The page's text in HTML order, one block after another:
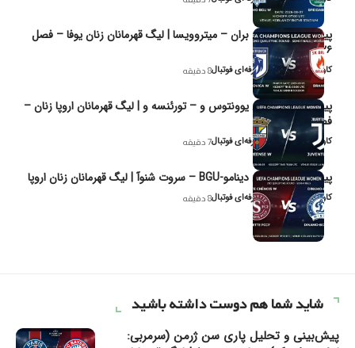
پیش‌بینی و تحلیل بران – میتروویسا | لیگ قهرمانان زنان یوفا – فصل
۲۰۲۶
کاوه نیک‌فر، تحلیل‌گر حرفه‌ای فوتبال8 دقیقه
پیش‌بینی و تحلیل یوونتوس و – تورئنسه و | لیگ قهرمانان اروپا زنان –
فصل ۲۰۲۶
کاوه نیک‌فر، تحلیل‌گر حرفه‌ای فوتبال7 دقیقه
پیش‌بینی و تحلیل دینامو-BGU – سروت شنوآ | لیگ قهرمانان زنان اروپا
کاوه نیک‌فر، تحلیل‌گر حرفه‌ای فوتبال8 دقیقه
شاید شما هم دوست داشته باشید
پیش‌بینی و تحلیل پاری سن ژرمن (سرمربی: